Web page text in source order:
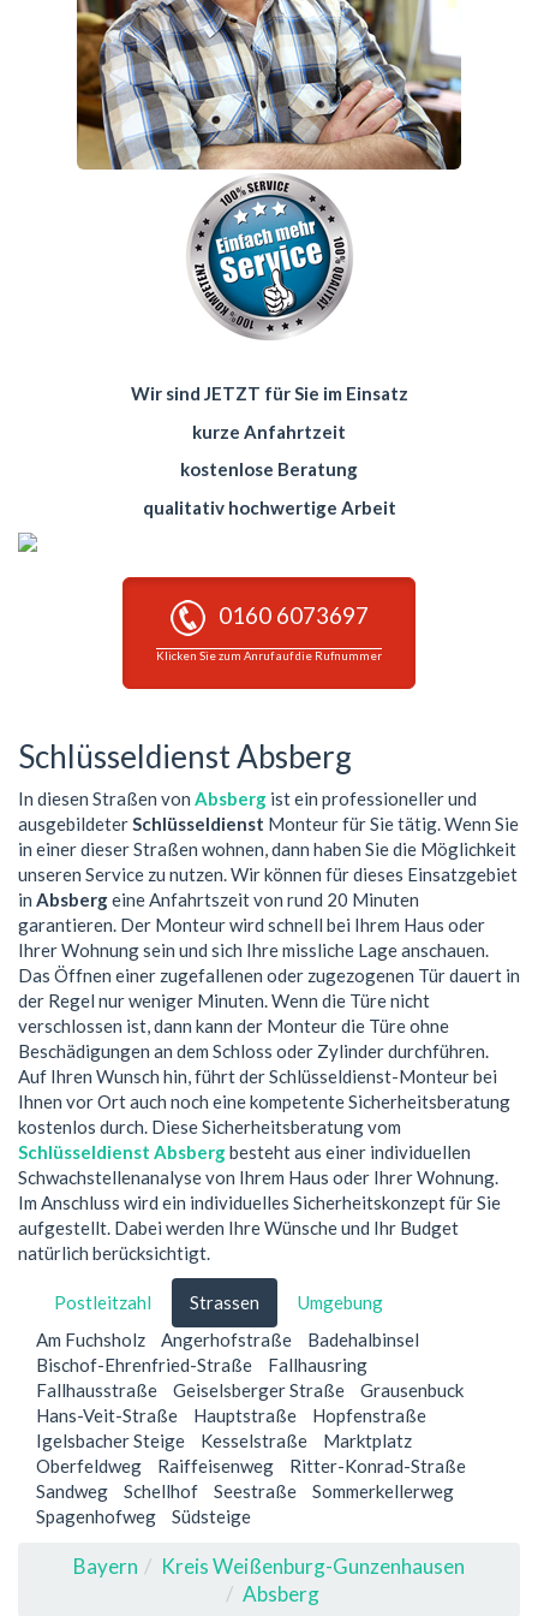
Wir sind JETZT für Sie im Einsatz
kurze Anfahrtzeit
kostenlose Beratung
qualitativ hochwertige Arbeit
0160 6073697
Klicken Sie zum Anruf auf die Rufnummer
Schlüsseldienst Absberg
In diesen Straßen von Absberg ist ein professioneller und
ausgebildeterSchlüsseldienst Monteur für Sie tätig. Wenn Sie
in einer dieser Straßen wohnen, dann haben Sie die Möglichkeit
unseren Service zu nutzen. Wir können für dieses Einsatzgebiet
in Absbergeine Anfahrtszeit von rund 20 Minuten
garantieren. Der Monteur wird schnell bei Ihrem Haus oder
Ihrer Wohnung sein und sich Ihre missliche Lage anschauen.
Das Öffnen einer zugefallenen oder zugezogenen Tür dauert in
der Regel nur weniger Minuten. Wenn die Türe nicht
verschlossen ist, dann kann der Monteur die Türe ohne
Beschädigungen an dem Schloss oder Zylinder durchführen.
Auf Ihren Wunsch hin, führt der Schlüsseldienst-Monteur bei
Ihnen vor Ort auch noch eine kompetente Sicherheitsberatung
kostenlos durch. Diese Sicherheitsberatung vom
Schlüsseldienst Absbergbesteht aus einer individuellen
Schwachstellenanalyse von Ihrem Haus oder Ihrer Wohnung.
Im Anschluss wird ein individuelles Sicherheitskonzept für Sie
aufgestellt. Dabei werden Ihre Wünsche und Ihr Budget
natürlich berücksichtigt.
Postleitzahl Strassen
Umgebung
Am Fuchsholz
Angerhofstraße
Badehalbinsel
Bischof-Ehrenfried-Straße
Fallhausring
Fallhausstraße
Geiselsberger Straße
Grausenbuck
Hans-Veit-Straße
Hauptstraße
Hopfenstraße
Igelsbacher Steige
Kesselstraße
Marktplatz
Oberfeldweg
Raiffeisenweg
Ritter-Konrad-Straße
Sandweg
Schellhof Seestraße
Sommerkellerweg
Spagenhofweg
Südsteige
Bayern
Kreis Weißenburg-Gunzenhausen
Absberg